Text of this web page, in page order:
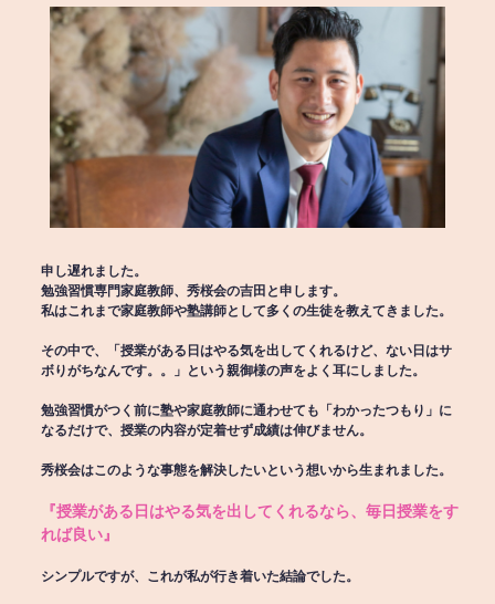
申し遅れました。
勉強習慣専門家庭教師、秀桜会の吉田と申します。
私はこれまで家庭教師や塾講師として多くの生徒を教えてきました。
その中で、「授業がある日はやる気を出してくれるけど、ない日はサ
ボりがちなんです。。」という親御様の声をよく耳にしました。
勉強習慣がつく前に塾や家庭教師に通わせても「わかったつもり」に
なるだけで、授業の内容が定着せず成績は伸びません。
秀桜会はこのような事態を解決したいという想いから生まれました。
『授業がある日はやる気を出してくれるなら、毎日授業をす
れば良い』
シンプルですが、これが私が行き着いた結論でした。